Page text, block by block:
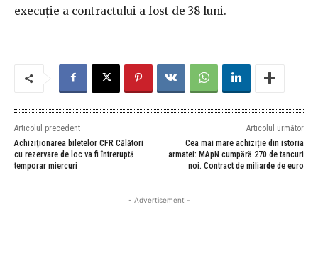
execuție a contractului a fost de 38 luni.
Articolul precedent
Achiziţionarea biletelor CFR Călători
cu rezervare de loc va fi întreruptă
temporar miercuri
Articolul următor
Cea mai mare achiziție din istoria
armatei: MApN cumpără 270 de tancuri
noi. Contract de miliarde de euro
- Advertisement -